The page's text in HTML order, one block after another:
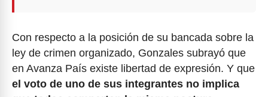
Con respecto a la posición de su bancada sobre la
ley de crimen organizado, Gonzales subrayó que
en Avanza País existe libertad de expresión. Y que
el voto de uno de sus integrantes no implica